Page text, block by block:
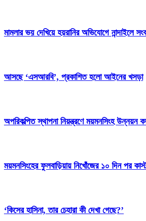
মামলার ভয় দেখিয়ে হয়রানির অভিযোগে নান্দাইলে
আসছে ‘এসআরবি’, প্রকাশিত হলো আইনের খসড়া
অপরিকল্পিত স্থাপনা নিয়ন্ত্রণে ময়মনসিংহ উন্নয়ন
ময়মনসিংহের ফুলবাড়িয়ায় নিখোঁজের ১০ দিন পর
‘কিসের হাসিনা, তার চেহারা কী দেখা গেছে?’